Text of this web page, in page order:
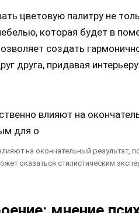
цветовую палитру не
которая будет в
создать
друга, придавая
на окончательный результат,
оказаться стилистическим